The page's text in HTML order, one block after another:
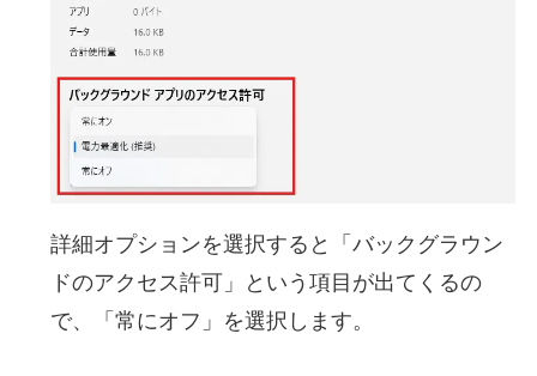
詳細オプションを選択すると「バックグラウン
ドのアクセス許可」という項目が出てくるの
で、「常にオフ」を選択します。